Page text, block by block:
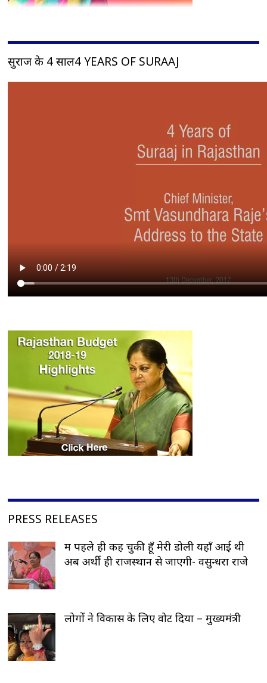
सुराज के 4 साल4 YEARS OF SURAAJ
PRESS RELEASES
मैं पहले ही कह चुकी हूँ मेरी डोली यहाँ आई थी
अब अर्थी ही राजस्थान से जाएगी- वसुन्धरा राजे
लोगों ने विकास के लिए वोट दिया – मुख्यमंत्री